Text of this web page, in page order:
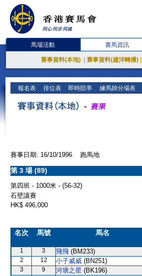
馬場活動 賽馬資訊
賽事資料(本地) 賽事資料(越洋轉播)
報名表 排位表 即時賠率 練馬師分場表
賽事日期: 16/10/1996 跑馬地
第 3 場 (89)
第四班 - 1000米 - (56-32)
石壁讓賽
HK$ 496,000
名次 馬號 馬名
1 3 飛飛 (BM233)
2
12 小子威威 (BN251)
3
9 河塘之星 (BK196)